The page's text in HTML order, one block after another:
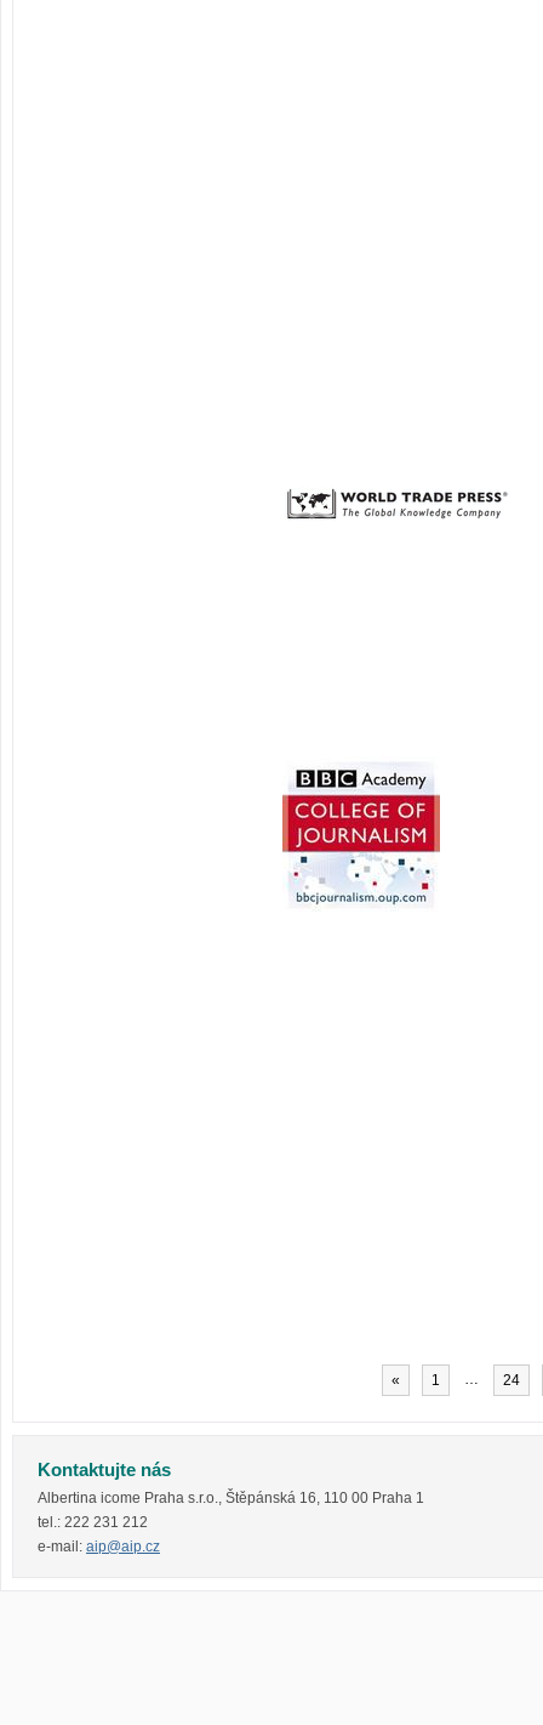
« 1 24
Kontaktujte nás
Albertina icome Praha s.r.o. Štěpánská 16 110 00 Praha 1
tel.: 222 231 212
e-mail: aip@aip.cz